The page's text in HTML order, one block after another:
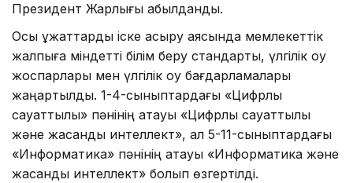
Президент Жарлығы қабылданды.
Осы құжаттарды іске асыру аясында мемлекеттік
жалпыға міндетті білім беру стандарты, үлгілік оқу
жоспарлары мен үлгілік оқу бағдарламалары
жаңартылды. 1-4-сыныптардағы «Цифрлық
сауаттылық» пәнінің атауы «Цифрлық сауаттылық
және жасанды интеллект», ал 5-11-сыныптардағы
«Информатика» пәнінің атауы «Информатика және
жасанды интеллект» болып өзгертілді.